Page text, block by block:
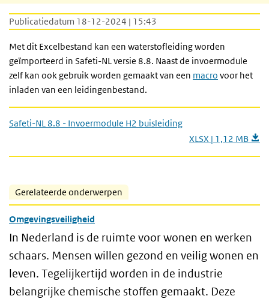
Publicatiedatum 18-12-2024 | 15:43
Met dit Excelbestand kan een waterstofleiding worden
geïmporteerd in Safeti-NL versie 8.8. Naast de invoermodule
zelf kan ook gebruik worden gemaakt van een macro voor het
inladen van een leidingenbestand.
Safeti-NL 8.8 - Invoermodule H2 buisleiding
XLSX | 1,12 MB
Gerelateerde onderwerpen
Omgevingsveiligheid
In Nederland is de ruimte voor wonen en werken
schaars. Mensen willen gezond en veilig wonen en
leven. Tegelijkertijd worden in de industrie
belangrijke chemische stoffen gemaakt. Deze